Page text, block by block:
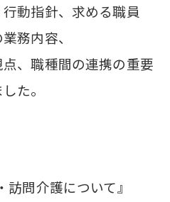
動指針、求める職員
務内容、
、職種間の連携の重要
た。
訪問介護について』